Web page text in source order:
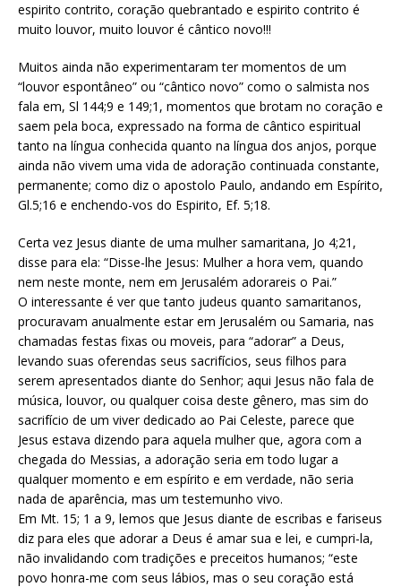
espirito contrito, coração quebrantado e espirito contrito é
muito louvor, muito louvor é cântico novo!!!
Muitos ainda não experimentaram ter momentos de um
“louvor espontâneo” ou “cântico novo” como o salmista nos
fala em, Sl 144;9 e 149;1, momentos que brotam no coração e
saem pela boca, expressado na forma de cântico espiritual
tanto na língua conhecida quanto na língua dos anjos, porque
ainda não vivem uma vida de adoração continuada constante,
permanente; como diz o apostolo Paulo, andando em Espírito,
Gl.5;16 e enchendo-vos do Espirito, Ef. 5;18.
Certa vez Jesus diante de uma mulher samaritana, Jo 4;21,
disse para ela: “Disse-lhe Jesus: Mulher a hora vem, quando
nem neste monte, nem em Jerusalém adorareis o Pai.”
O interessante é ver que tanto judeus quanto samaritanos,
procuravam anualmente estar em Jerusalém ou Samaria, nas
chamadas festas fixas ou moveis, para “adorar” a Deus,
levando suas oferendas seus sacrifícios, seus filhos para
serem apresentados diante do Senhor; aqui Jesus não fala de
música, louvor, ou qualquer coisa deste gênero, mas sim do
sacrifício de um viver dedicado ao Pai Celeste, parece que
Jesus estava dizendo para aquela mulher que, agora com a
chegada do Messias, a adoração seria em todo lugar a
qualquer momento e em espírito e em verdade, não seria
nada de aparência, mas um testemunho vivo.
Em Mt. 15; 1 a 9, lemos que Jesus diante de escribas e fariseus
diz para eles que adorar a Deus é amar sua e lei, e cumpri-la,
não invalidando com tradições e preceitos humanos; “este
povo honra-me com seus lábios, mas o seu coração está